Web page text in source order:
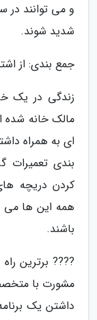
و می توانند در
شدید شوند.
جمع بندی: از
زندگی در یک
مالک خانه شده
ای به همراه
بندی تعمیرات
کردن دریچه
همه این ها می
باشند.
???? برترین
مشورت با
داشتن یک